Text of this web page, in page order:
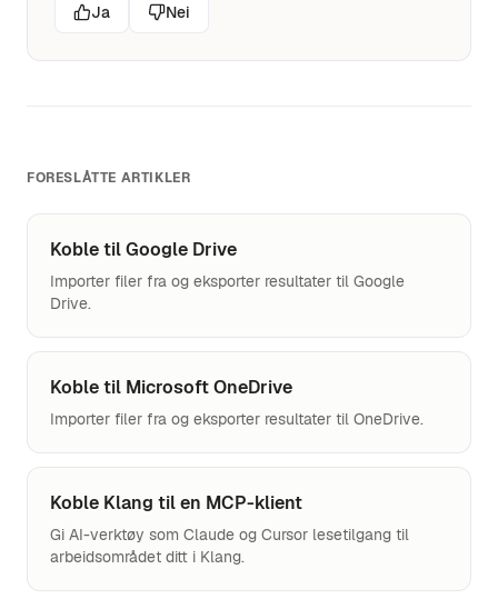
Ja Nei
FORESLÅTTE ARTIKLER
Koble til Google Drive
Importer filer fra og eksporter resultater til Google
Drive.
Koble til Microsoft OneDrive
Importer filer fra og eksporter resultater til OneDrive.
Koble Klang til en MCP-klient
Gi AI-verktøy som Claude og Cursor lesetilgang til
arbeidsområdet ditt i Klang.